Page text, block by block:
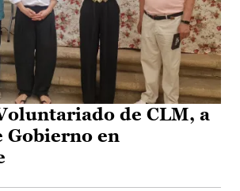
de CLM, a
Gobierno en